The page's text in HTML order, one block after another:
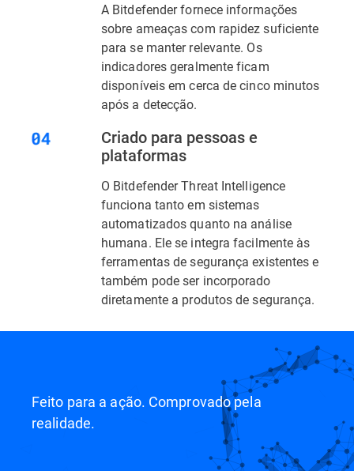
A Bitdefender fornece informações
sobre ameaças com rapidez suficiente
para se manter relevante. Os
indicadores geralmente ficam
disponíveis em cerca de cinco minutos
após a detecção.
Criado para pessoas e
plataformas
O Bitdefender Threat Intelligence
funciona tanto em sistemas
automatizados quanto na análise
humana. Ele se integra facilmente às
ferramentas de segurança existentes e
também pode ser incorporado
diretamente a produtos de segurança.
Feito para a ação. Comprovado pela
realidade.